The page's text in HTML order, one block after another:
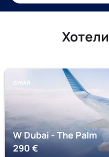
ДУБАЙ
W Dubai - The Palm
290€